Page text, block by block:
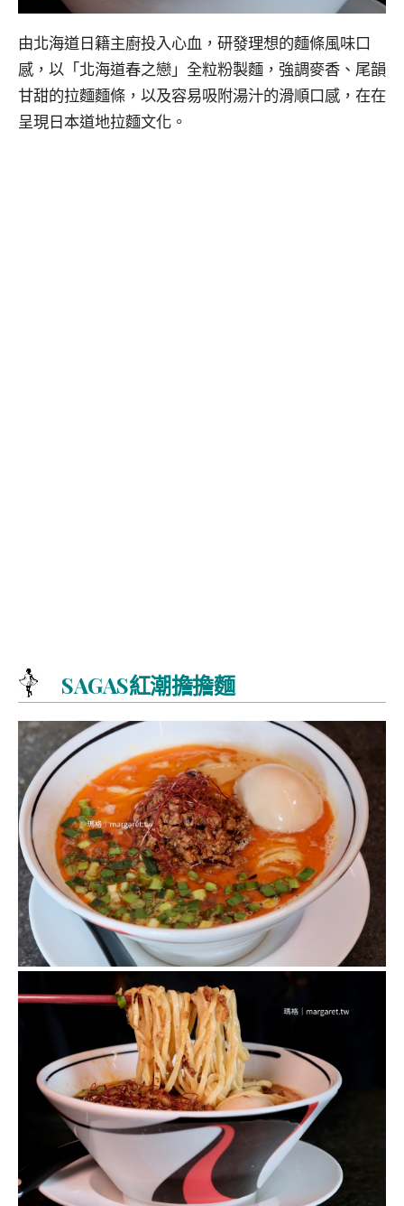
由北海道日籍主廚投入心血，研發理想的麵條風味口
感，以「北海道春之戀」全粒粉製麵，強調麥香、尾韻
甘甜的拉麵麵條，以及容易吸附湯汁的滑順口感，在在
呈現日本道地拉麵文化。
SAGAS紅潮擔擔麵